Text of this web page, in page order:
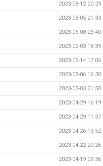
2023-08-12 20:29
2023-08-05 21:33
2023-06-08 23:40
2023-06-03 18:39
2023-05-14 17:06
2023-05-06 16:30
2023-05-03 21:50
2023-04-29 16:19
2023-04-29 11:37
2023-04-26 13:52
2023-04-22 20:26
2023-04-19 09:36